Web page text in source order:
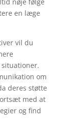
en læge
vil du
om
deres støtte
med at
og find